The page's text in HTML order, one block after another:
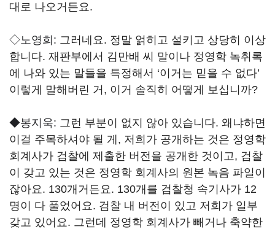
대로 나오거든요.
◇노영희: 그러네요. 정말 얽히고 설키고 상당히 이상
합니다. 재판부에서 김만배 씨 말이나 정영학 녹취록
에 나와 있는 말들을 특정해서 ‘이거는 믿을 수 없다’
이렇게 말해버린 거, 이거 솔직히 어떻게 보십니까?
◆봉지욱: 그런 부분이 없지 않아 있습니다. 왜냐하면
이걸 주목하셔야 될 게, 저희가 공개하는 것은 정영학
회계사가 검찰에 제출한 버전을 공개한 것이고, 검찰
이 갖고 있는 것은 정영학 회계사의 원본 녹음 파일이
잖아요. 130개거든요. 130개를 검찰청 속기사가 12
명이 다 풀었어요. 검찰 내 버전이 있고 저희가 일부
갖고 있어요. 그런데 정영학 회계사가 빼거나 축약한